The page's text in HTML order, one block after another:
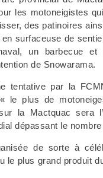
les motoneigistes
des patinoires
surfaceuse de
un barbecue et
de Snowarama.
tentative par la
le plus de
la Mactquac sera
dépassant le
de sorte à
plus grand produit